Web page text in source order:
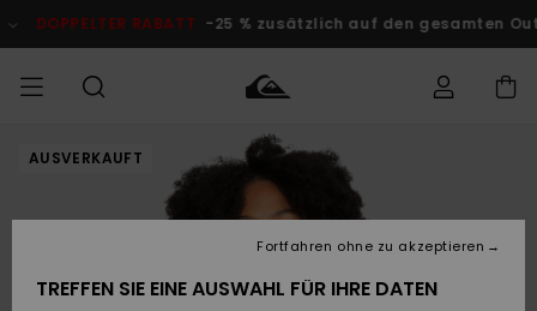
Produktinformation
DOPPELTER RABATT -25 % zusätzlich auf den gesamten
MÄNNER Kleidung
Accessoires
Kleidung
Accessoires
FRAUEN
Shop
Brandneu
Surf Shop
Männer
Kinder
Snow Shop
Männer
Snow Shop
Kinder
Outlet
Herren
KINDER
Auf meine
Bestellung
AUSVERKAUFT
TREFFEN SIE EINE AUSWAHL FÜR IHRE DATEN
Fortfahren ohne zu akzeptieren